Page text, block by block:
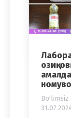
озиқ-
Bo'limsiz